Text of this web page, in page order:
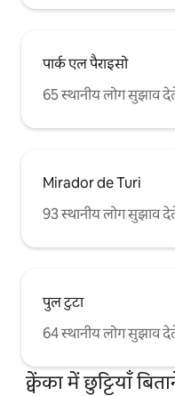
पार्क एल पैराइसो
65 स्थानीय लोग सुझाव
Mirador de Turi
93 स्थानीय लोग सुझाव
पुल टुटा
64 स्थानीय लोग सुझाव
क्वेंका में छुट्टियाँ